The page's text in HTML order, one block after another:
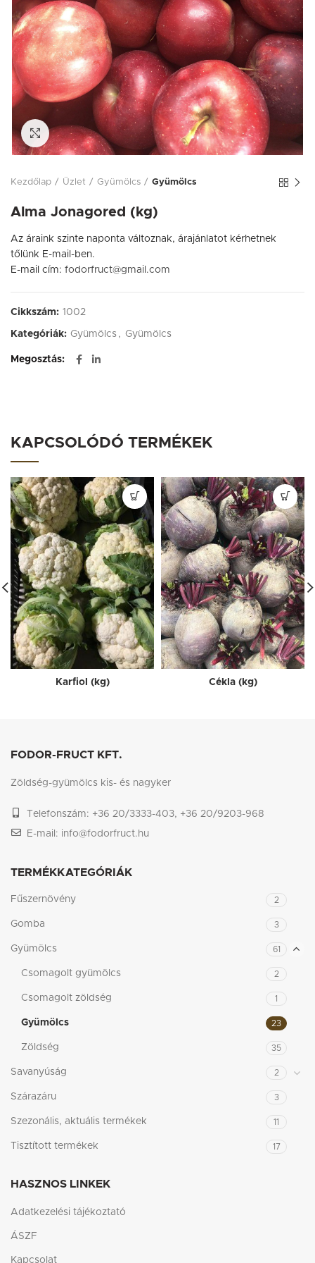
Click to enlarge
Kezdőlap Üzlet Gyümölcs Gyümölcs
Alma Jonagored (kg)
Az áraink szinte naponta változnak, árajánlatot kérhetnek
tőlünk E-mail-ben.
E-mail cím: fodorfruct@gmail.com
Cikkszám: 1002
Kategóriák: Gyümölcs , Gyümölcs
Megosztás
KAPCSOLÓDÓ TERMÉKEK
Karfiol (kg) Cékla (kg)
FODOR-FRUCT KFT.
Zöldség-gyümölcs kis- és nagyker
Telefonszám: +36 20/3333-403, +36 20/9203-968
E-mail: info@fodorfruct.hu
TERMÉKKATEGÓRIÁK
Fűszernövény 2
Gomba 3
Gyümölcs 61
Csomagolt gyümölcs 2
Csomagolt zöldség 1
Gyümölcs 23
Zöldség 35
Savanyúság 2
Szárazáru 3
Szezonális, aktuális termékek 11
Tisztított termékek 17
HASZNOS LINKEK
Adatkezelési tájékoztató
ÁSZF
Kapcsolat